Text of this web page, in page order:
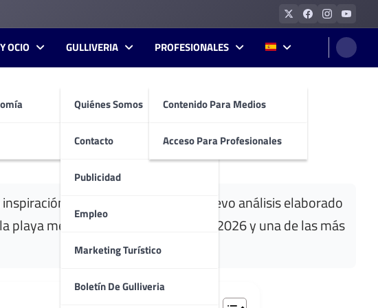
OCIO GULLIVERIA
Quiénes Somos
Contacto
Publicidad
Empleo
Marketing Turístico
Boletín De Gulliveria
PROFESIONALES
Contenido Para Medios
Acceso Para Profesionales
de España en 2026
para elegir destino. Un nuevo análisis elaborado
mejor valorada de España en 2026 y una de las más